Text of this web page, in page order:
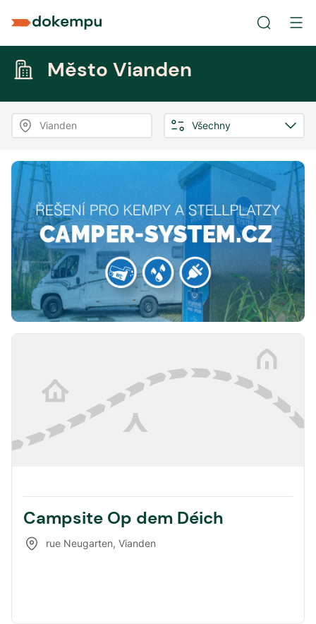
Město Vianden
Vianden Všechny
Campsite Op dem Déich
rue Neugarten, Vianden